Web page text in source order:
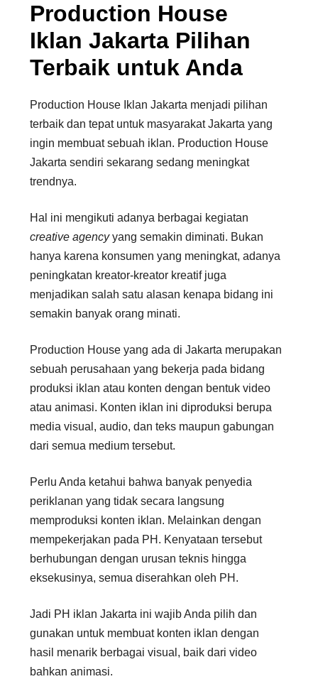
Production House
Iklan Jakarta Pilihan
Terbaik untuk Anda
Production House Iklan Jakarta menjadi pilihan
terbaik dan tepat untuk masyarakat Jakarta yang
ingin membuat sebuah iklan. Production House
Jakarta sendiri sekarang sedang meningkat
trendnya.
Hal ini mengikuti adanya berbagai kegiatan
creative agencyyang semakin diminati. Bukan
hanya karena konsumen yang meningkat, adanya
peningkatan kreator-kreator kreatif juga
menjadikan salah satu alasan kenapa bidang ini
semakin banyak orang minati.
Production House yang ada di Jakarta merupakan
sebuah perusahaan yang bekerja pada bidang
produksi iklan atau konten dengan bentuk video
atau animasi. Konten iklan ini diproduksi berupa
media visual, audio, dan teks maupun gabungan
dari semua medium tersebut.
Perlu Anda ketahui bahwa banyak penyedia
periklanan yang tidak secara langsung
memproduksi konten iklan. Melainkan dengan
mempekerjakan pada PH. Kenyataan tersebut
berhubungan dengan urusan teknis hingga
eksekusinya, semua diserahkan oleh PH.
Jadi PH iklan Jakarta ini wajib Anda pilih dan
gunakan untuk membuat konten iklan dengan
hasil menarik berbagai visual, baik dari video
bahkan animasi.